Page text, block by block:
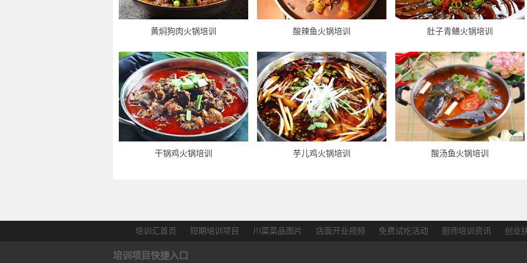
黄焖狗肉火锅培训 酸辣鱼火锅培训 肚子青鳝火锅培训
干锅鸡火锅培训 芋儿鸡火锅培训 酸汤鱼火锅培训
培训汇首页 短期培训项目 川菜菜品图片 店面开业视频 免费试吃活动 厨师培训资讯 创业
培训项目快捷入口